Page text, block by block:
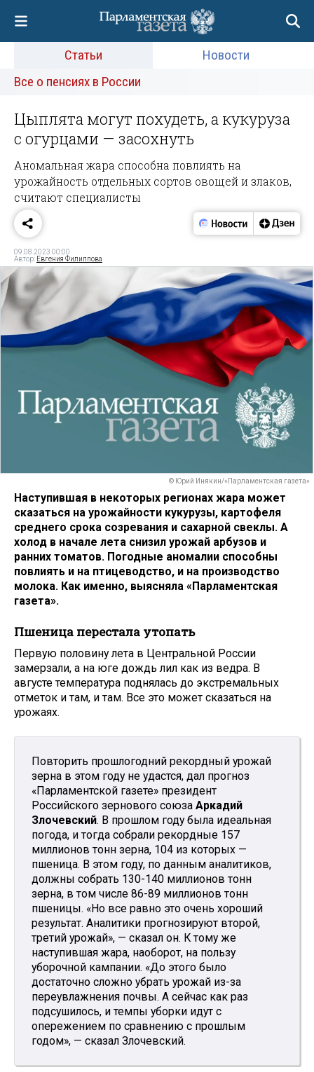
Статьи
Новости
Все о пенсиях в России
Цыплята могут похудеть, а кукуруза
с огурцами — засохнуть
Аномальная жара способна повлиять на
урожайность отдельных сортов овощей и злаков,
считают специалисты
09.08.2023 00:00
Автор: Евгения Филиппова
© Юрий Инякин/«Парламентская газета»
Наступившая в некоторых регионах жара может
сказаться на урожайности кукурузы, картофеля
среднего срока созревания и сахарной свеклы. А
холод в начале лета снизил урожай арбузов и
ранних томатов. Погодные аномалии способны
повлиять и на птицеводство, и на производство
молока. Как именно, выясняла «Парламентская
газета».
Пшеница перестала утопать
Первую половину лета в Центральной России
замерзали, а на юге дождь лил как из ведра. В
августе температура поднялась до экстремальных
отметок и там, и там. Все это может сказаться на
урожаях.
Повторить прошлогодний рекордный урожай
зерна в этом году не удастся, дал прогноз
«Парламентской газете» президент
Российского зернового союза Аркадий
Злочевский. В прошлом году была идеальная
погода, и тогда собрали рекордные 157
миллионов тонн зерна, 104 из которых —
пшеница. В этом году, по данным аналитиков,
должны собрать 130-140 миллионов тонн
зерна, в том числе 86-89 миллионов тонн
пшеницы. «Но все равно это очень хороший
результат. Аналитики прогнозируют второй,
третий урожай», — сказал он. К тому же
наступившая жара, наоборот, на пользу
уборочной кампании. «До этого было
достаточно сложно убрать урожай из-за
переувлажнения почвы. А сейчас как раз
подсушилось, и темпы уборки идут с
опережением по сравнению с прошлым
годом», — сказал Злочевский.